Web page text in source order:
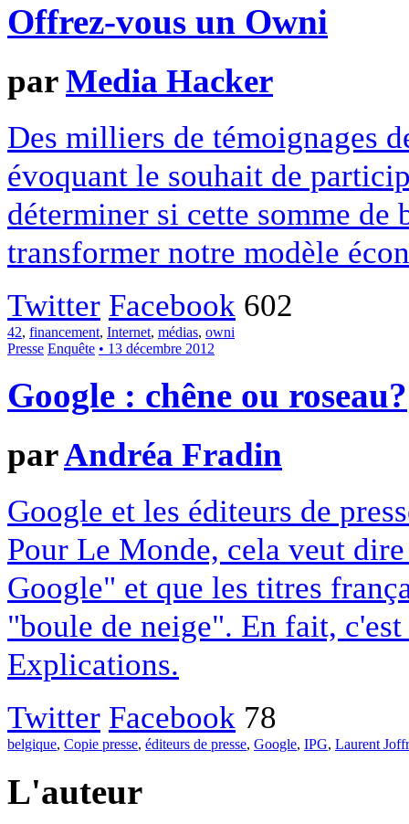
Offrez-vous un Owni
parMedia Hacker
Des milliers de témoignages
évoquant le souhait de
déterminer si cette somme
transformer notre modèle
Twitter Facebook 602
42, financement, Internet, médias, owni
Presse Enquête • 13 décembre 2012
Google : chêne ou roseau?
parAndréa Fradin
Google et les éditeurs de
Pour Le Monde, cela veut
Google" et que les titres
"boule de neige". En fait,
Explications.
Twitter Facebook 78
belgique, Copie presse, éditeurs de presse, Google, IPG, Laurent
L'auteur